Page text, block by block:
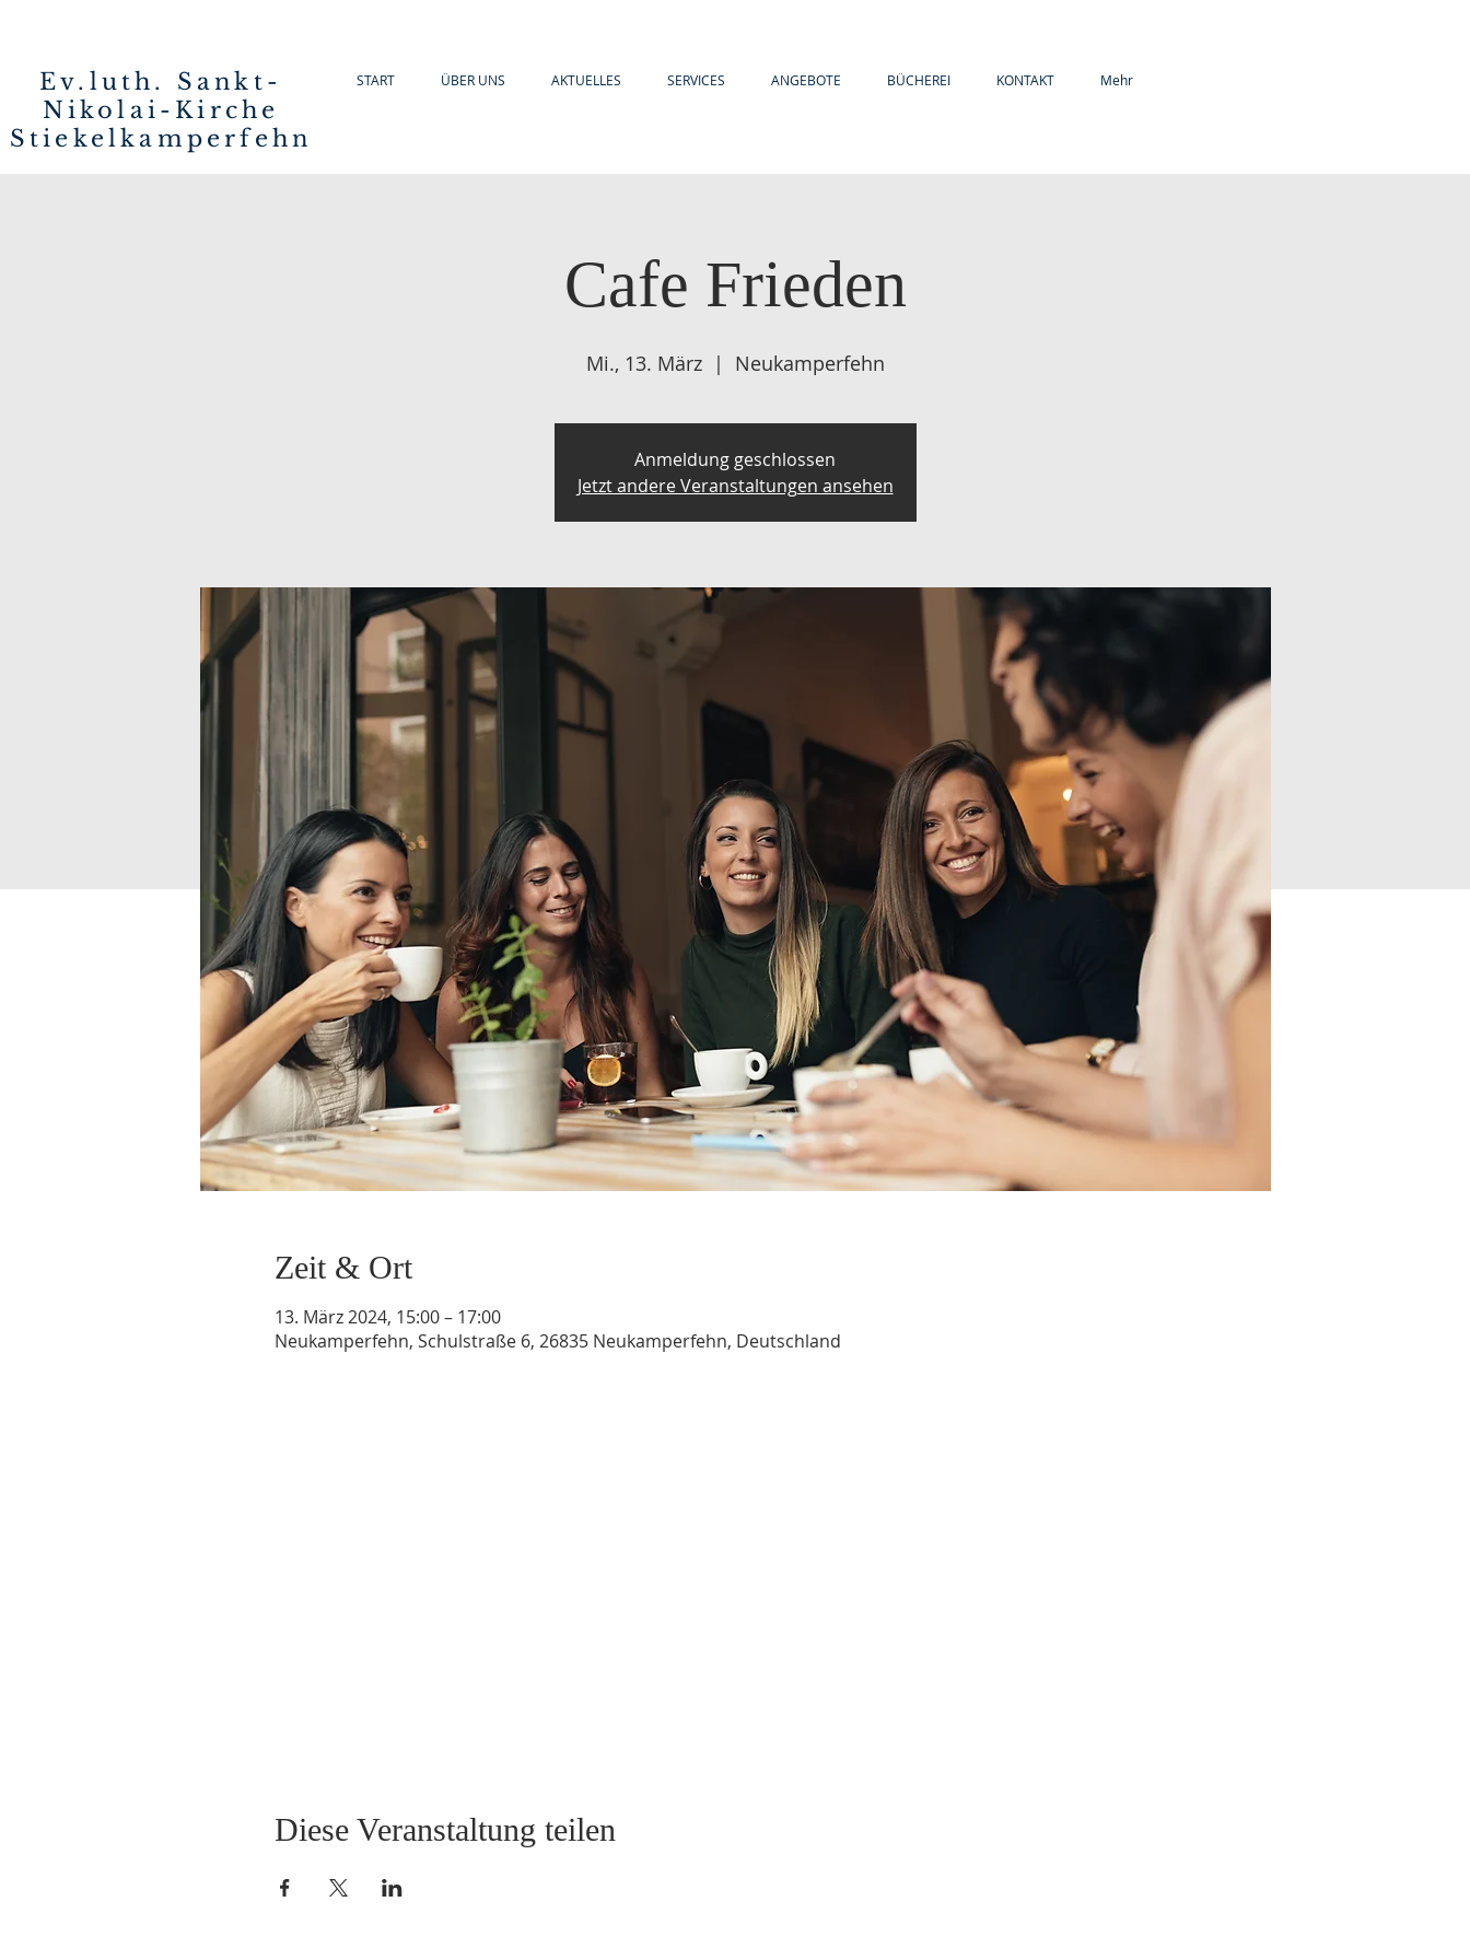
Ev.luth. Sankt-
Nikolai-Kirche
Stiekelkamperfehn
START ÜBER UNS AKTUELLES SERVICES ANGEBOTE BÜCHEREI KONTAKT Mehr
Cafe Frieden
Mi., 13. März
  |
Neukamperfehn
Anmeldung geschlossen
Jetzt andere Veranstaltungen ansehen
Zeit & Ort
13. März 2024, 15:00 – 17:00
Neukamperfehn, Schulstraße 6, 26835 Neukamperfehn, Deutschland
Diese Veranstaltung teilen